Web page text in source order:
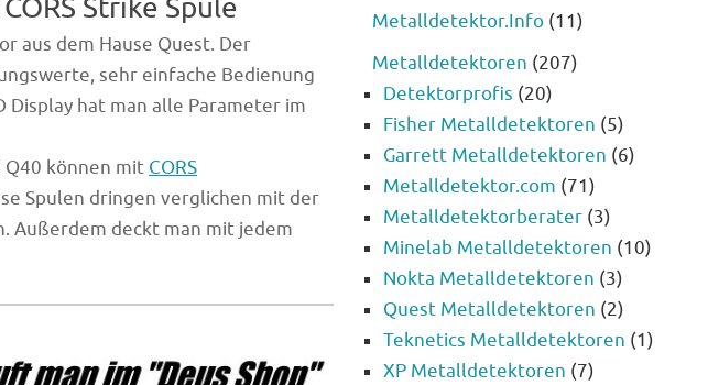
Strike Spule
aus dem Hause Quest. Der
sehr einfache Bedienung
Display hat man alle Parameter im
können mit CORS
Spulen dringen verglichen mit der
Außerdem deckt man mit jedem
Metalldetektor.Info (11)
Metalldetektoren (207)
Detektorprofis (20)
Fisher Metalldetektoren (5)
Garrett Metalldetektoren (6)
Metalldetektor.com (71)
Metalldetektorberater (3)
Minelab Metalldetektoren (10)
Nokta Metalldetektoren (3)
Quest Metalldetektoren (2)
Teknetics Metalldetektoren (1)
XP Metalldetektoren (7)